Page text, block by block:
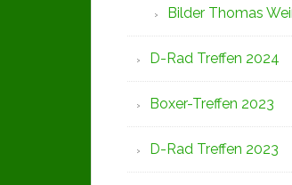
Bilder Thomas
D-Rad Treffen 2024
Boxer-Treffen 2023
D-Rad Treffen 2023